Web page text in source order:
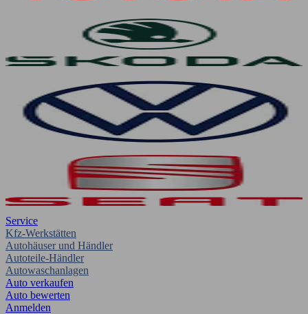
Service
Kfz-Werkstätten
Autohäuser und Händler
Autoteile-Händler
Autowaschanlagen
Auto verkaufen
Auto bewerten
Anmelden